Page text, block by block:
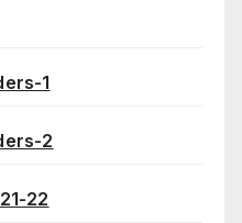
1
2
22